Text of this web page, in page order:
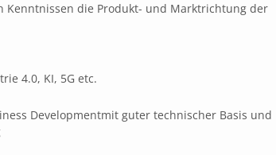
Kenntnissen die Produkt- und Marktrichtung der
4.0, KI, 5G etc.
Developmentmit guter technischer Basis und